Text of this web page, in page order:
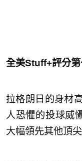
全美Stuff+評分
拉格朗日的身材
人恐懼的投球威
大幅領先其他頂